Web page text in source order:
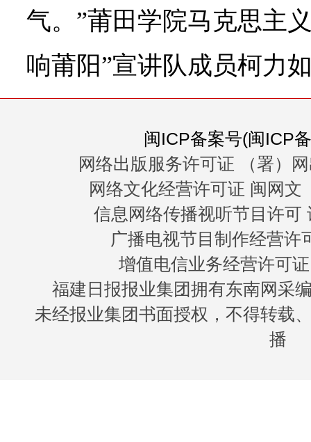
气。”莆田学院马克思主
响莆阳”宣讲队成员柯力
闽ICP备案号(闽ICP
网络出版服务许可证 （署）
网络文化经营许可证 闽网文
信息网络传播视听节目许可
广播电视节目制作经营许
增值电信业务经营许可
福建日报报业集团拥有东南网采
未经报业集团书面授权，不得转载
播